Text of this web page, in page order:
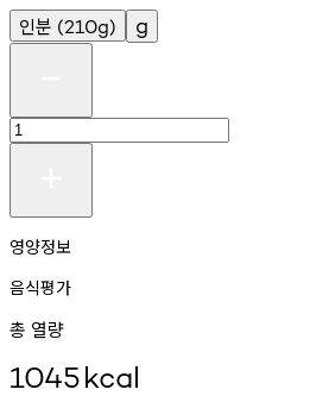
인분 (210g) g
영양정보
음식평가
총 열량
1045kcal